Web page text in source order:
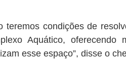
teremos condições de
Aquático, oferecendo
esse espaço”, disse o